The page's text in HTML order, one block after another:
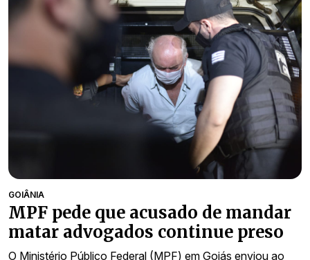
GOIÂNIA
MPF pede que acusado de mandar
matar advogados continue preso
O Ministério Público Federal (MPF) em Goiás enviou ao